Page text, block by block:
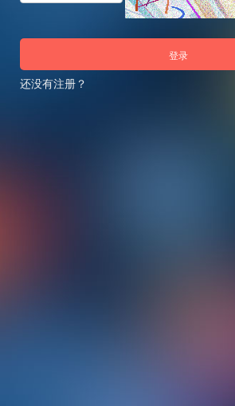
登录
还没有注册？